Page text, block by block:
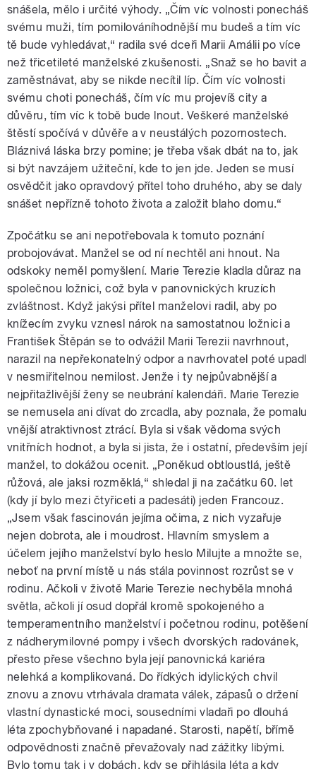
snášela, mělo i určité výhody. „Čím víc volnosti ponecháš
svému muži, tím pomilováníhodnější mu budeš a tím víc
tě bude vyhledávat,“ radila své dceři Marii Amálii po více
než třicetileté manželské zkušenosti. „Snaž se ho bavit a
zaměstnávat, aby se nikde necítil líp. Čím víc volnosti
svému choti ponecháš, čím víc mu projevíš city a
důvěru, tím víc k tobě bude lnout. Veškeré manželské
štěstí spočívá v důvěře a v neustálých pozornostech.
Bláznivá láska brzy pomine; je třeba však dbát na to, jak
si být navzájem užiteční, kde to jen jde. Jeden se musí
osvědčit jako opravdový přítel toho druhého, aby se daly
snášet nepřízně tohoto života a založit blaho domu.“
Zpočátku se ani nepotřebovala k tomuto poznání
probojovávat. Manžel se od ní nechtěl ani hnout. Na
odskoky neměl pomyšlení. Marie Terezie kladla důraz na
společnou ložnici, což byla v panovnických kruzích
zvláštnost. Když jakýsi přítel manželovi radil, aby po
knížecím zvyku vznesl nárok na samostatnou ložnici a
František Štěpán se to odvážil Marii Terezii navrhnout,
narazil na nepřekonatelný odpor a navrhovatel poté upadl
v nesmiřitelnou nemilost. Jenže i ty nejpůvabnější a
nejpřitažlivější ženy se neubrání kalendáři. Marie Terezie
se nemusela ani dívat do zrcadla, aby poznala, že pomalu
vnější atraktivnost ztrácí. Byla si však vědoma svých
vnitřních hodnot, a byla si jista, že i ostatní, především její
manžel, to dokážou ocenit. „Poněkud obtloustlá, ještě
růžová, ale jaksi rozměklá,“ shledal ji na začátku 60. let
(kdy jí bylo mezi čtyřiceti a padesáti) jeden Francouz.
„Jsem však fascinován jejíma očima, z nich vyzařuje
nejen dobrota, ale i moudrost. Hlavním smyslem a
účelem jejího manželství bylo heslo Milujte a množte se,
neboť na první místě u nás stála povinnost rozrůst se v
rodinu. Ačkoli v životě Marie Terezie nechyběla mnohá
světla, ačkoli jí osud dopřál kromě spokojeného a
temperamentního manželství i početnou rodinu, potěšení
z nádherymilovné pompy i všech dvorských radovánek,
přesto přese všechno byla její panovnická kariéra
nelehká a komplikovaná. Do řídkých idylických chvil
znovu a znovu vtrhávala dramata válek, zápasů o držení
vlastní dynastické moci, sousedními vladaři po dlouhá
léta zpochybňované i napadané. Starosti, napětí, břímě
odpovědnosti značně převažovaly nad zážitky libými.
Bylo tomu tak i v dobách, kdy se přihlásila léta a kdy